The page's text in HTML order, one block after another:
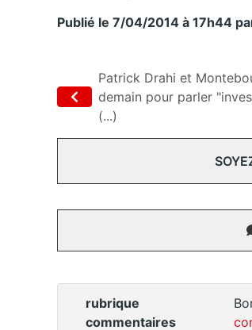
Publié le 7/04/2014 à 17h44
Patrick Drahi et
demain pour parler
(...)
rubrique
commentaires